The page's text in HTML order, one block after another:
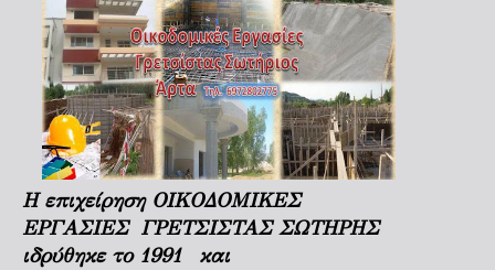
Η επιχείρηση ΟΙΚΟΔΟΜΙΚΕΣ
ΕΡΓΑΣΙΕΣ ΓΡΕΤΣΙΣΤΑΣ ΣΩΤΗΡΗΣ
ιδρύθηκε το 1991 και